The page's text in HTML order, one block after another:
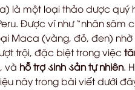
là một loại thảo dược quý
Được ví như “nhân sâm
Maca (vàng, đỏ, đen) nhờ
trội, đặc biệt trong việc
, và hỗ trợ ડinh ડản tự nhiên .
này trong bài viết dưới